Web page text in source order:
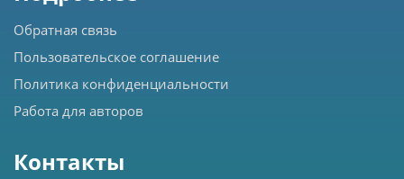
Обратная связь
Пользовательское соглашение
Политика конфиденциальности
Работа для авторов
Контакты